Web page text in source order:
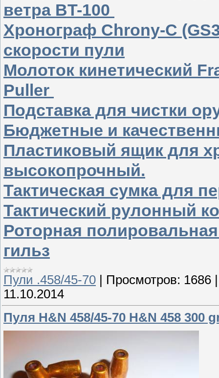
ветра BT-100
Хронограф Chrony-C
скорости пули
Молоток кинетический
Puller
Подставка для чистки
Бюджетные и
Пластиковый ящик для
высокопрочный.
Тактическая сумка для
Тактический рулонный
Роторная
гильз
Пули .458/45-70 Просмотров: 1686
11.10.2014
Пуля H&N 458/45-70 H&N 458 300